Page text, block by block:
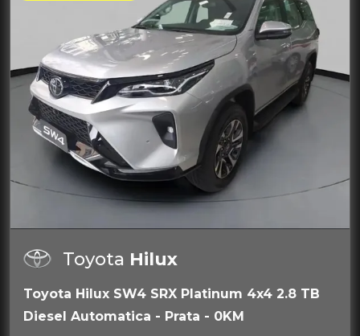
Toyota Hilux
Toyota Hilux SW4 SRX Platinum 4x4 2.8 TB
Diesel Automatica - Prata - 0KM